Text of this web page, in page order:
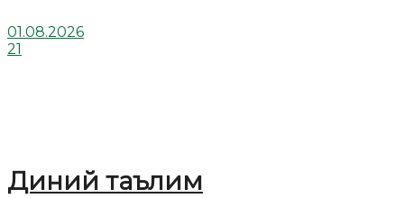
01.08.2026
21
Диний таълим